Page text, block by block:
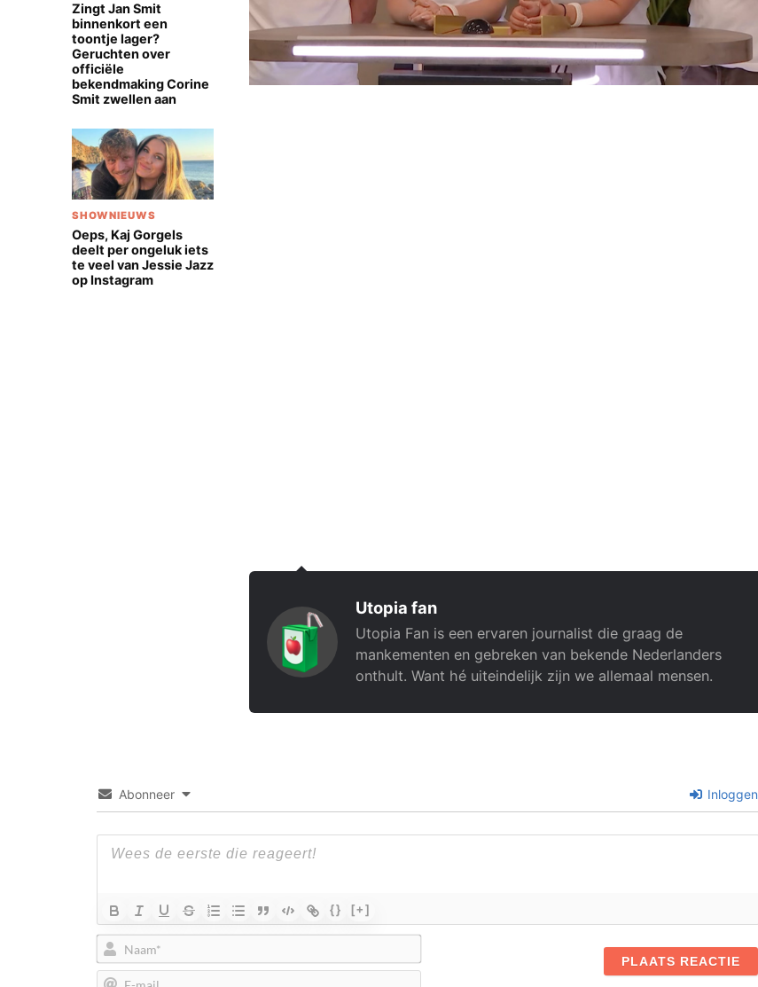
Zingt Jan Smit
binnenkort een
toontje lager?
Geruchten over
officiële
bekendmaking Corine
Smit zwellen aan
SHOWNIEUWS
Oeps, Kaj Gorgels
deelt per ongeluk iets
te veel van Jessie Jazz
op Instagram
Utopia fan
Utopia Fan is een ervaren journalist die graag de
mankementen en gebreken van bekende Nederlanders
onthult. Want hé uiteindelijk zijn we allemaal mensen.
Abonneer Inloggen
{} [+]
Naam*